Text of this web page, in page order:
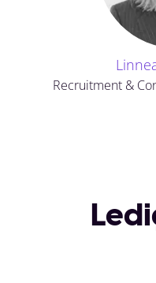
Recruitment &